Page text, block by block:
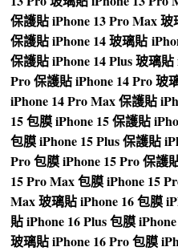
保護貼iPhone 13 Pro Max 玻
保護貼iPhone 14 玻璃貼
保護貼iPhone 14 Plus 玻璃貼
Pro 保護貼iPhone 14 Pro 玻
iPhone 14 Pro Max 保護貼
15 包膜iPhone 15 保護貼
包膜iPhone 15 Plus 保護貼
Pro 包膜iPhone 15 Pro 保護
15 Pro Max 包膜iPhone 15
Max 玻璃貼iPhone 16 包膜
貼iPhone 16 Plus 包膜
玻璃貼iPhone 16 Pro 包膜